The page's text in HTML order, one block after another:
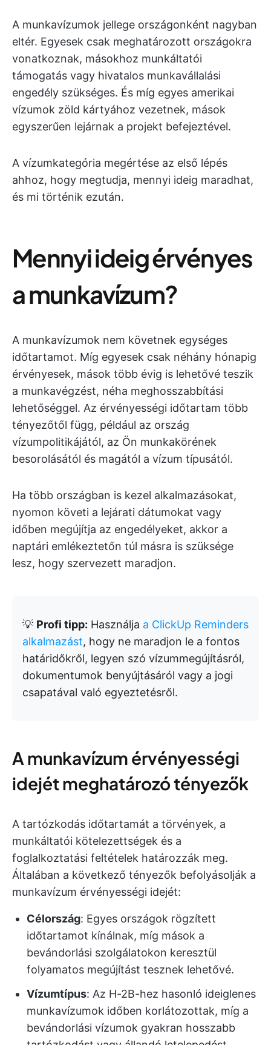
A munkavízumok jellege országonként nagyban
eltér. Egyesek csak meghatározott országokra
vonatkoznak, másokhoz munkáltatói
támogatás vagy hivatalos munkavállalási
engedély szükséges. És míg egyes amerikai
vízumok zöld kártyához vezetnek, mások
egyszerűen lejárnak a projekt befejeztével.
A vízumkategória megértése az első lépés
ahhoz, hogy megtudja, mennyi ideig maradhat,
és mi történik ezután.
Mennyi ideig érvényes
a munkavízum?
A munkavízumok nem követnek egységes
időtartamot. Míg egyesek csak néhány hónapig
érvényesek, mások több évig is lehetővé teszik
a munkavégzést, néha meghosszabbítási
lehetőséggel. Az érvényességi időtartam több
tényezőtől függ, például az ország
vízumpolitikájától, az Ön munkakörének
besorolásától és magától a vízum típusától.
Ha több országban is kezel alkalmazásokat,
nyomon követi a lejárati dátumokat vagy
időben megújítja az engedélyeket, akkor a
naptári emlékeztetőn túl másra is szüksége
lesz, hogy szervezett maradjon.
💡 Profi tipp: Használja a ClickUp Reminders
alkalmazást, hogy ne maradjon le a fontos
határidőkről, legyen szó vízummegújításról,
dokumentumok benyújtásáról vagy a jogi
csapatával való egyeztetésről.
A munkavízum érvényességi
idejét meghatározó tényezők
A tartózkodás időtartamát a törvények, a
munkáltatói kötelezettségek és a
foglalkoztatási feltételek határozzák meg.
Általában a következő tényezők befolyásolják a
munkavízum érvényességi idejét:
Célország: Egyes országok rögzített
időtartamot kínálnak, míg mások a
bevándorlási szolgálatokon keresztül
folyamatos megújítást tesznek lehetővé.
Vízumtípus: Az H-2B-hez hasonló ideiglenes
munkavízumok időben korlátozottak, míg a
bevándorlási vízumok gyakran hosszabb